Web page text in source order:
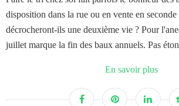
disposition dans la rue ou en vente en
décrocheront-ils une deuxième vie ? Pour
juillet marque la fin des baux annuels. Pas
En savoir plus